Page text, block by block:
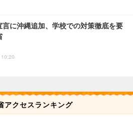
言に沖縄追加、学校での対策徹底を要
アクセスランキング